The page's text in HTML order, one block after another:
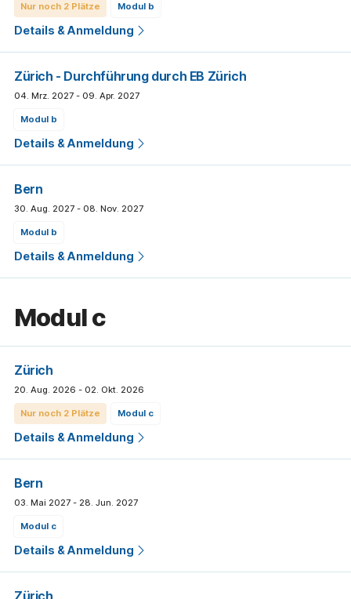
Nur noch 2 Plätze modul b
Details & Anmeldung
Zürich - Durchführung durch EB Zürich
04. Mrz. 2027 - 09. Apr. 2027
modul b
Details & Anmeldung
Bern
30. Aug. 2027 - 08. Nov. 2027
modul b
Details & Anmeldung
modul c
Zürich
20. Aug. 2026 - 02. Okt. 2026
Nur noch 2 Plätze modul c
Details & Anmeldung
Bern
03. Mai 2027 - 28. Jun. 2027
modul c
Details & Anmeldung
Zürich